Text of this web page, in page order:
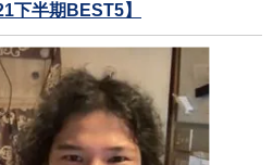
下半期BEST5】